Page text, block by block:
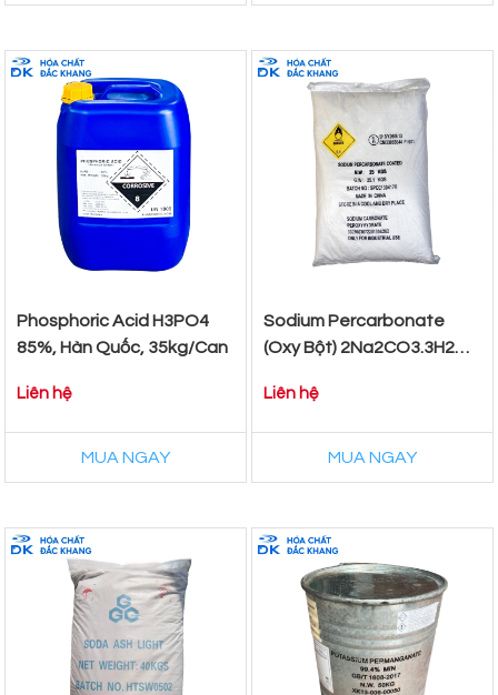
Phosphoric Acid H3PO4
85%, Hàn Quốc, 35kg/Can
Liên hệ
MUA NGAY
Sodium Percarbonate
(Oxy Bột) 2Na2CO3.3H2O2
25kg/Bao
Liên hệ
MUA NGAY